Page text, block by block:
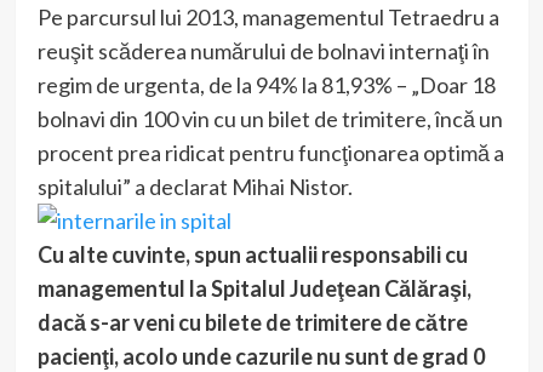
Pe parcursul lui 2013, managementul Tetraedru a
reuşit scăderea numărului de bolnavi internaţi în
regim de urgenta, de la 94% la 81,93% – „Doar 18
bolnavi din 100 vin cu un bilet de trimitere, încă un
procent prea ridicat pentru funcţionarea optimă a
spitalului” a declarat Mihai Nistor.
Cu alte cuvinte, spun actualii responsabili cu
managementul la Spitalul Judeţean Călăraşi,
dacă s-ar veni cu bilete de trimitere de către
pacienţi, acolo unde cazurile nu sunt de grad 0